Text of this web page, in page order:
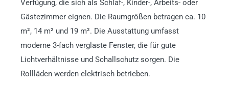
Verfügung, die sich als Schlaf-, Kinder-, Arbeits- oder
Gästezimmer eignen. Die Raumgrößen betragen ca. 10
m², 14 m² und 19 m². Die Ausstattung umfasst
moderne 3-fach verglaste Fenster, die für gute
Lichtverhältnisse und Schallschutz sorgen. Die
Rollläden werden elektrisch betrieben.